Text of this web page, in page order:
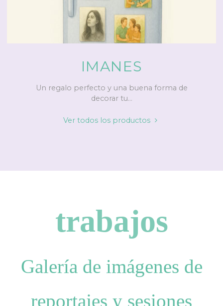
IMANES
Un regalo perfecto y una buena forma de
decorar tu...
Ver todos los productos "Imanes"
trabajos
Galería de imágenes de
reportajes y sesiones